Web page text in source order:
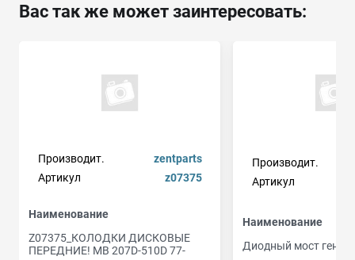
Вас так же может заинтересовать:
Производит.
zentparts
Артикул
z07375
Наименование
Z07375_КОЛОДКИ ДИСКОВЫЕ
ПЕРЕДНИЕ! MB 207D-510D 77-
Производит.
Артикул
Наименование
Диодный мост